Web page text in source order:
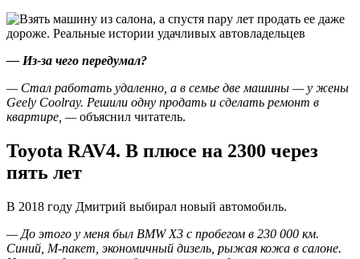
— Из-за чего передумал?
— Стал работать удаленно, а в семье две машины — у жены
Geely Coolray. Решили одну продать и сделать ремонт в
квартире, —объяснил читатель.
Toyota RAV4. В плюсе на 2300 через
пять лет
В 2018 году Дмитрий выбирал новый автомобиль.
— До этого у меня был BMW X3 с пробегом в 230 000 км.
Синий, M-пакет, экономичный дизель, рыжая кожа в салоне.